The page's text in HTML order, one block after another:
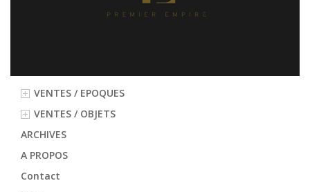
VENTES / EPOQUES
VENTES / OBJETS
ARCHIVES
A PROPOS
Contact